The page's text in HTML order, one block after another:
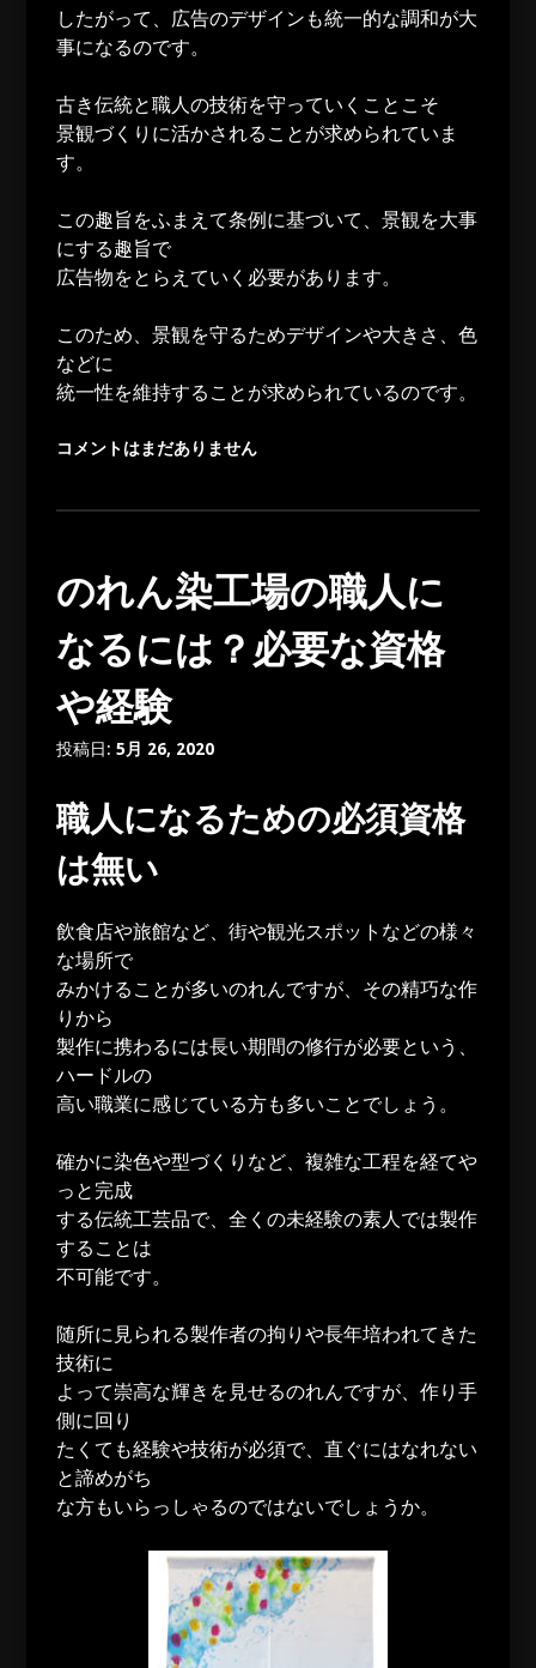
したがって、広告のデザインも統一的な調和が大
事になるのです。
古き伝統と職人の技術を守っていくことこそ
景観づくりに活かされることが求められていま
す。
この趣旨をふまえて条例に基づいて、景観を大事
にする趣旨で
広告物をとらえていく必要があります。
このため、景観を守るためデザインや大きさ、色
などに
統一性を維持することが求められているのです。
コメントはまだありません
のれん染工場の職人に
なるには？必要な資格
や経験
投稿日: 5月 26, 2020
職人になるための必須資格
は無い
飲食店や旅館など、街や観光スポットなどの様々
な場所で
みかけることが多いのれんですが、その精巧な作
りから
製作に携わるには長い期間の修行が必要という、
ハードルの
高い職業に感じている方も多いことでしょう。
確かに染色や型づくりなど、複雑な工程を経てや
っと完成
する伝統工芸品で、全くの未経験の素人では製作
することは
不可能です。
随所に見られる製作者の拘りや長年培われてきた
技術に
よって崇高な輝きを見せるのれんですが、作り手
側に回り
たくても経験や技術が必須で、直ぐにはなれない
と諦めがち
な方もいらっしゃるのではないでしょうか。